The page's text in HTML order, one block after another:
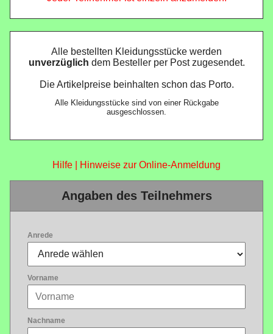
Alle bestellten Kleidungsstücke werden
unverzüglich dem Besteller per Post zugesendet.
Die Artikelpreise beinhalten schon das Porto.
Alle Kleidungsstücke sind von einer Rückgabe
ausgeschlossen.
Hilfe | Hinweise zur Online-Anmeldung
Angaben des Teilnehmers
Anrede
Vorname
Nachname